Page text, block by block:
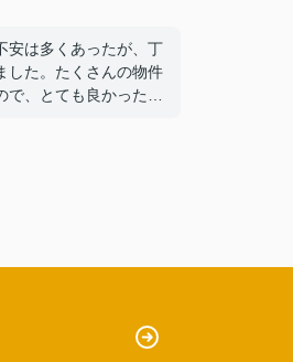
安は多くあったが、丁
した。たくさんの物件
、とても良かったで